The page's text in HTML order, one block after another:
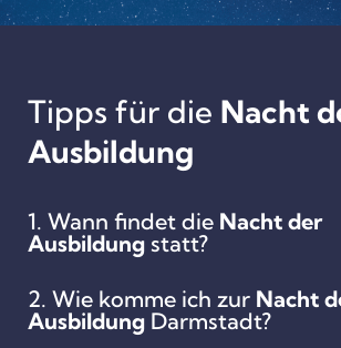
Tipps für die Nacht
Ausbildung
1. Wann findet die Nacht der
Ausbildung statt?
2. Wie komme ich zur Nacht
Ausbildung Darmstadt?